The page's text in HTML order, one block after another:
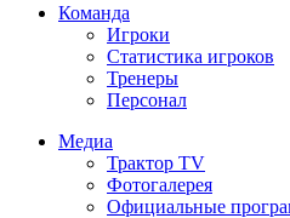
Команда
Игроки
Статистика игроков
Тренеры
Персонал
Медиа
Трактор TV
Фотогалерея
Официальные